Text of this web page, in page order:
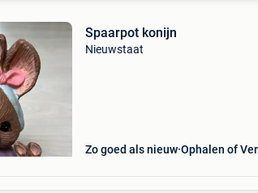
Spaarpot konijn
Nieuwstaat
Zo goed als nieuw Ophalen of